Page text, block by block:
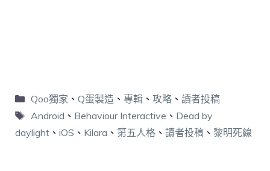
Qoo獨家 、 Q蛋製造 、 專輯、 攻略、 讀者投稿
Android 、 Behaviour Interactive 、 Dead by
daylight 、 iOS 、 Kilara 、 第五人格 、 讀者投稿 、 黎明死線